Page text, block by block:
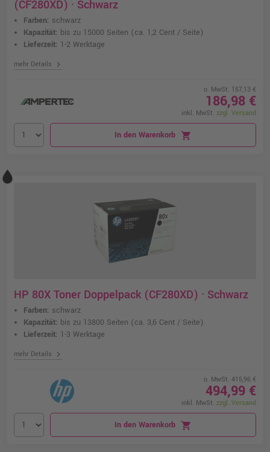
(CF280XD) · Schwarz
Farben: schwarz
Kapazität: bis zu 15000 Seiten (ca. 1,2 Cent / Seite)
Lieferzeit: 1-2 Werktage
mehr Details chevron_right
o. MwSt. 157,13 €
186,98 €
inkl. MwSt. zzgl. Versand
In den Warenkorb shopping_cart
HP 80X Toner Doppelpack (CF280XD) · Schwarz
Farben: schwarz
Kapazität: bis zu 13800 Seiten (ca. 3,6 Cent / Seite)
Lieferzeit: 1-3 Werktage
mehr Details chevron_right
o. MwSt. 415,96 €
494,99 €
inkl. MwSt. zzgl. Versand
In den Warenkorb shopping_cart